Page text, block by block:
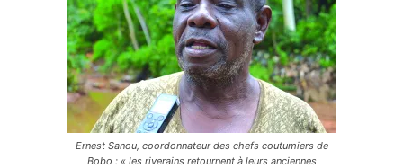
Ernest Sanou, coordonnateur des chefs coutumiers de
Bobo : « les riverains retournent à leurs anciennes